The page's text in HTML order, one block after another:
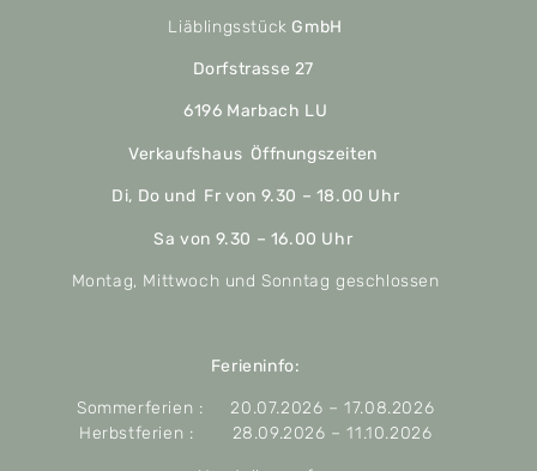
Liäblingsstück GmbH
Dorfstrasse 27
6196 Marbach LU
Verkaufshaus Öffnungszeiten
Di, Do und Fr von 9.30 – 18.00 Uhr
Sa von 9.30 – 16.00 Uhr
Montag, Mittwoch und Sonntag geschlossen
Ferieninfo:
Sommerferien : 20.07.2026 – 17.08.2026
Herbstferien : 28.09.2026 – 11.10.2026